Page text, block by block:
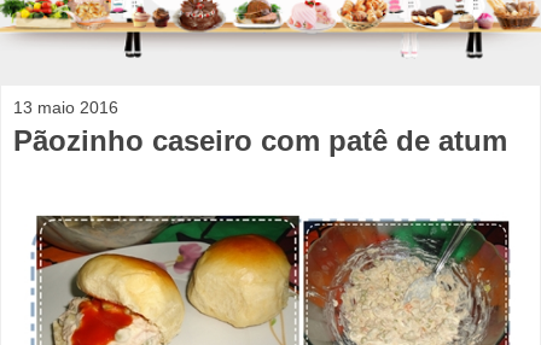
13 maio 2016
Pãozinho caseiro com patê de atum